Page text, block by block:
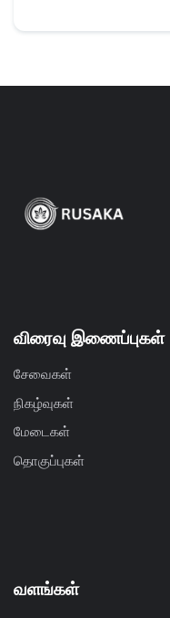
விரைவு இணைப்புகள்
சேவைகள்
நிகழ்வுகள்
மேடைகள்
தொகுப்புகள்
வளங்கள்